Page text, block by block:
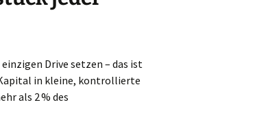
Drive setzen – das ist
in kleine, kontrollierte
als 2 % des